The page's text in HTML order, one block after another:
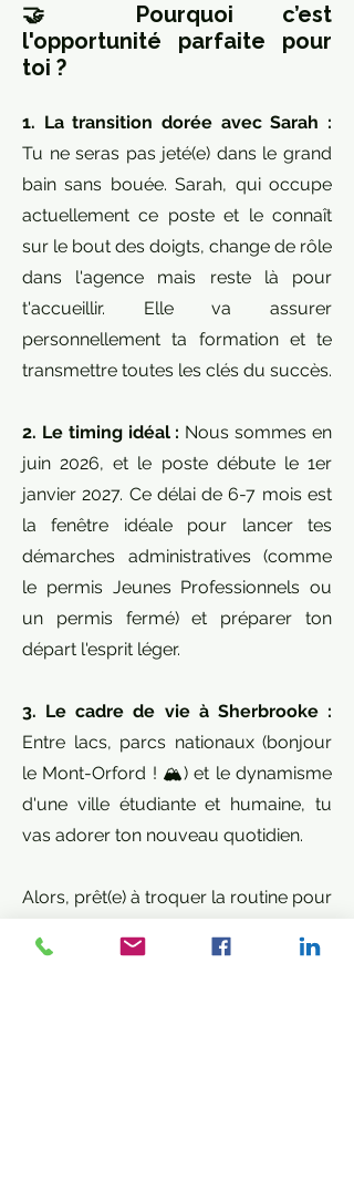
🤝 Pourquoi c’est
l'opportunité parfaite pour
toi ?
1. La transition dorée avec Sarah :
Tu ne seras pas jeté(e) dans le grand
bain sans bouée. Sarah, qui occupe
actuellement ce poste et le connaît
sur le bout des doigts, change de rôle
dans l'agence mais reste là pour
t'accueillir. Elle va assurer
personnellement ta formation et te
transmettre toutes les clés du succès.
2. Le timing idéal : Nous sommes en
juin 2026, et le poste débute le 1er
janvier 2027. Ce délai de 6-7 mois est
la fenêtre idéale pour lancer tes
démarches administratives (comme
le permis Jeunes Professionnels ou
un permis fermé) et préparer ton
départ l'esprit léger.
3. Le cadre de vie à Sherbrooke :
Entre lacs, parcs nationaux (bonjour
le Mont-Orford ! 🏔️) et le dynamisme
d'une ville étudiante et humaine, tu
vas adorer ton nouveau quotidien.
Alors, prêt(e) à troquer la routine pour
opportunité de carrière ? 🌲📦